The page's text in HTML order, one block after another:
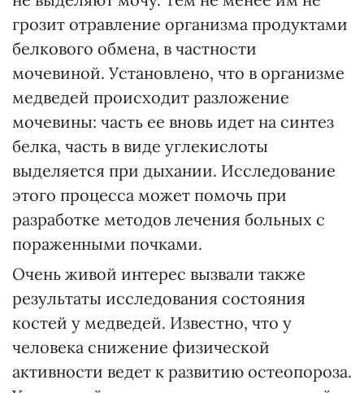
грозит отравление организма продуктами
белкового обмена, в частности
мочевиной. Установлено, что в организме
медведей происходит разложение
мочевины: часть ее вновь идет на синтез
белка, часть в виде углекислоты
выделяется при дыхании. Исследование
этого процесса может помочь при
разработке методов лечения больных с
пораженными почками.
Очень живой интерес вызвали также
результаты исследования состояния
костей у медведей. Известно, что у
человека снижение физической
активности ведет к развитию остеопороза.